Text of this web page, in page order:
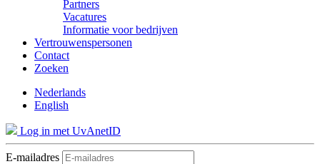
Partners
Vacatures
Informatie voor bedrijven
Vertrouwenspersonen
Contact
Zoeken
Nederlands
English
Log in met UvAnetID
E-mailadres